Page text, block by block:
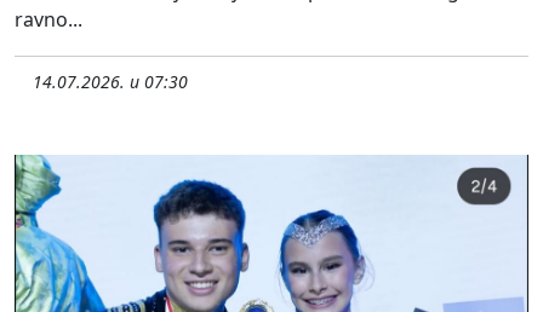
ravno...
14.07.2026. u 07:30